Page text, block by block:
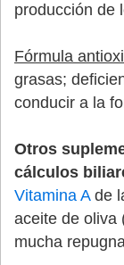
producción de
Fórmula
grasas;
conducir a la
Otros
cálculos
Vitamina Ade
aceite de oliva
mucha